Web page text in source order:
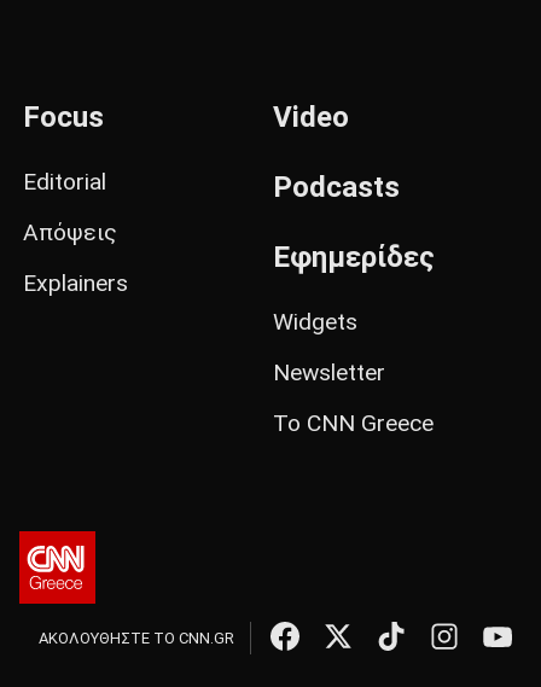
Focus
Editorial
Απόψεις
Explainers
Video
Podcasts
Εφημερίδες
Widgets
Newsletter
Το CNN Greece
ΑΚΟΛΟΥΘΗΣΤΕ ΤΟ CNN.GR